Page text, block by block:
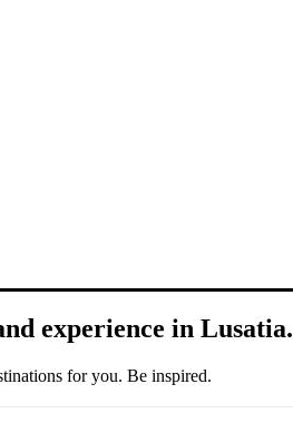
experience in Lusatia.
for you. Be inspired.